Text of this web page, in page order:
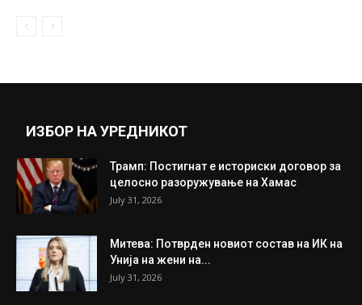
ИЗБОР НА УРЕДНИКОТ
Трамп: Постигнат е историски договор за
целосно разоружување на Хамас
July 31, 2026
Митева: Потврден новиот состав на ИК на
Унија на жени на...
July 31, 2026